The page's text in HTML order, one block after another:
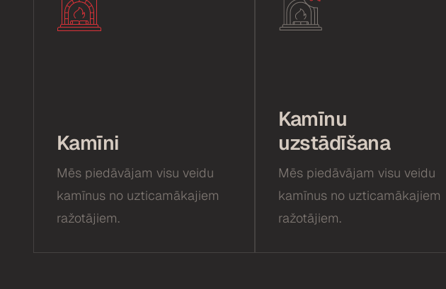
Kamīni
Mēs piedāvājam visu veidu
kamīnus no uzticamākajiem
ražotājiem.
Kamīnu
uzstādīšana
Mēs piedāvājam visu veidu
kamīnus no uzticamākajiem
ražotājiem.